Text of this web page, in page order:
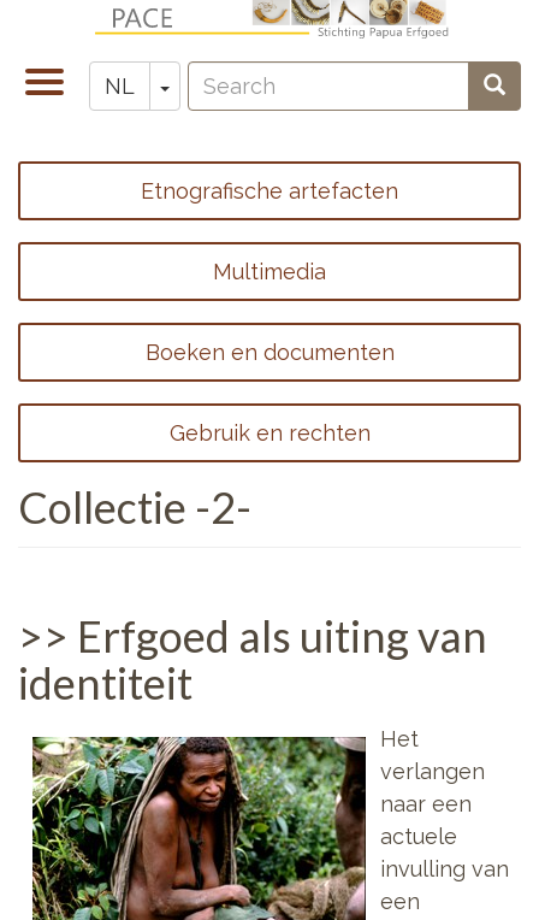
naarNavigatie
wisselen
NL Toggle Dropdown
Zoeken
Search
Footer
menu
1
Etnografische artefacten
Multimedia
Boeken en documenten
Gebruik en rechten
Collectie -2-
>> Erfgoed als uiting van
identiteit
Het
verlangen
naar een
actuele
invulling van
een